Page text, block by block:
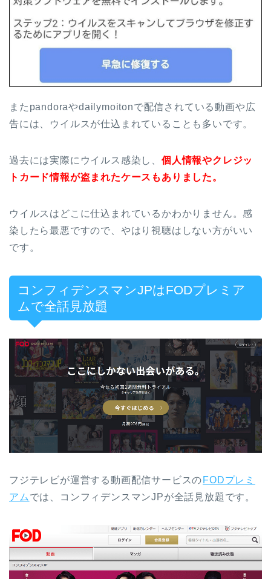
またpandoraやdailymoitonで配信されている動画や広
告には、ウイルスが仕込まれていることも多いです。
過去には実際にウイルス感染し、 個人情報やクレジッ
トカード情報が盗まれたケースもありました。
ウイルスはどこに仕込まれているかわかりません。感
染したら最悪ですので、やはり視聴はしない方がいい
です。
コンフィデンスマンJPはFODプレミア
ムで全話見放題
フジテレビが運営する動画配信サービスの FODプレミ
アム では、コンフィデンスマンJPが全話見放題です。